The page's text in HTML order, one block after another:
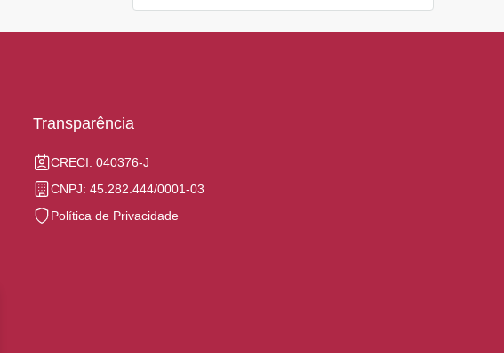
Transparência
CRECI: 040376-J
CNPJ: 45.282.444/0001-03
Política de Privacidade